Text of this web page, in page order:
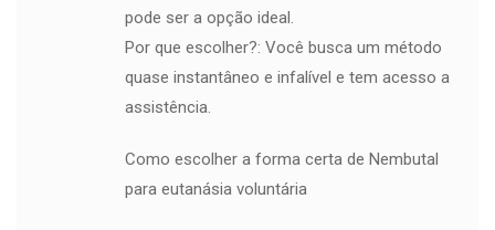
pode ser a opção ideal.
Por que escolher?: Você busca um método
quase instantâneo e infalível e tem acesso a
assistência.
Como escolher a forma certa de Nembutal
para eutanásia voluntária